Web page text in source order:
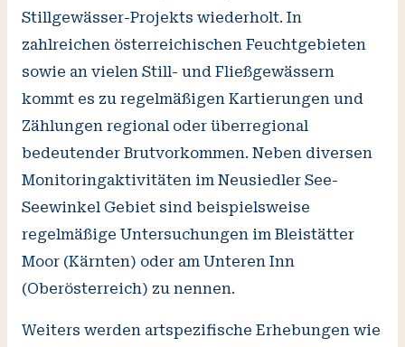
Stillgewässer-Projekts wiederholt. In
zahlreichen österreichischen Feuchtgebieten
sowie an vielen Still- und Fließgewässern
kommt es zu regelmäßigen Kartierungen und
Zählungen regional oder überregional
bedeutender Brutvorkommen. Neben diversen
Monitoringaktivitäten im Neusiedler See-
Seewinkel Gebiet sind beispielsweise
regelmäßige Untersuchungen im Bleistätter
Moor (Kärnten) oder am Unteren Inn
(Oberösterreich) zu nennen.
Weiters werden artspezifische Erhebungen wie